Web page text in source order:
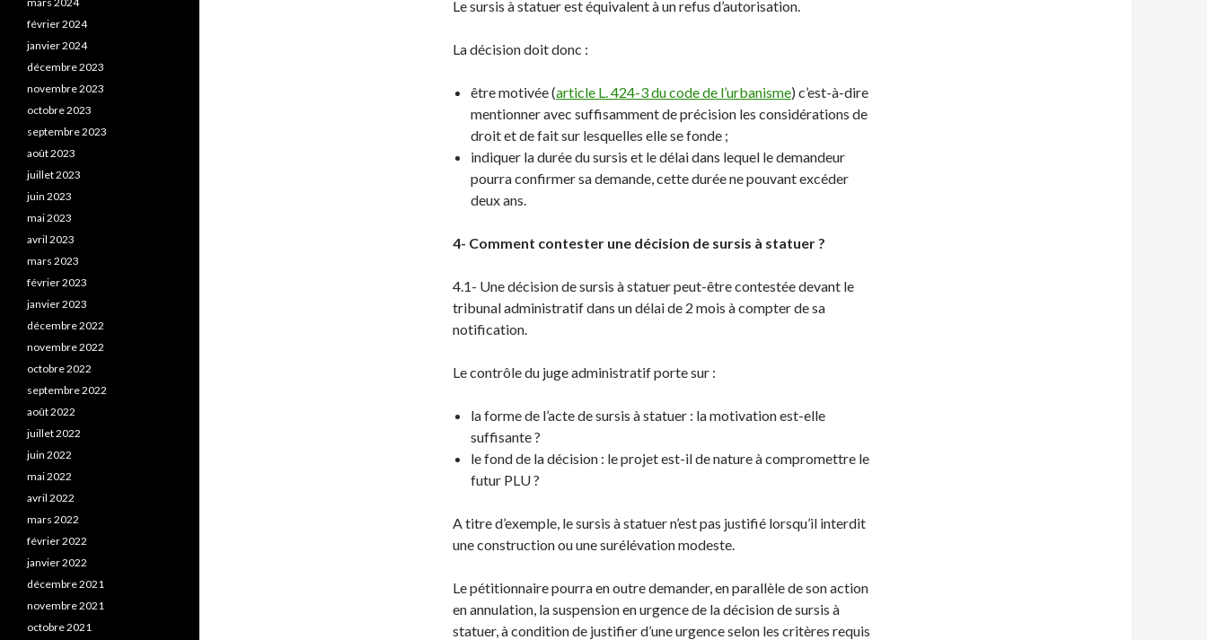
Le sursis à statuer est équivalent à un refus d’autorisation.
La décision doit donc :
être motivée (article L. 424-3 du code de l’urbanisme) c’est-à-dire
mentionner avec suffisamment de précision les considérations de
droit et de fait sur lesquelles elle se fonde ;
indiquer la durée du sursis et le délai dans lequel le demandeur
pourra confirmer sa demande, cette durée ne pouvant excéder
deux ans.
4- Comment contester une décision de sursis à statuer ?
4.1- Une décision de sursis à statuer peut-être contestée devant le
tribunal administratif dans un délai de 2 mois à compter de sa
notification.
Le contrôle du juge administratif porte sur :
la forme de l’acte de sursis à statuer : la motivation est-elle
suffisante ?
le fond de la décision : le projet est-il de nature à compromettre le
futur PLU ?
A titre d’exemple, le sursis à statuer n’est pas justifié lorsqu’il interdit
une construction ou une surélévation modeste.
Le pétitionnaire pourra en outre demander, en parallèle de son action
en annulation, la suspension en urgence de la décision de sursis à
statuer, à condition de justifier d’une urgence selon les critères requis
février 2024
janvier 2024
décembre 2023
novembre 2023
octobre 2023
septembre 2023
août 2023
juillet 2023
juin 2023
mai 2023
avril 2023
mars 2023
février 2023
janvier 2023
décembre 2022
novembre 2022
octobre 2022
septembre 2022
août 2022
juillet 2022
juin 2022
mai 2022
avril 2022
mars 2022
février 2022
janvier 2022
décembre 2021
novembre 2021
octobre 2021